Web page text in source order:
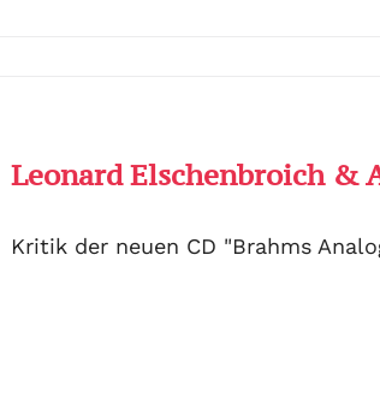
Leonard Elschenbroich &
Kritik der neuen CD "Brahms